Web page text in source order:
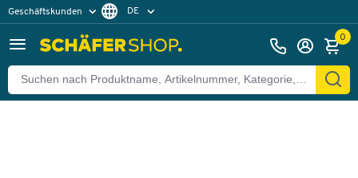
Geschäftskunden DE
0
Zurück